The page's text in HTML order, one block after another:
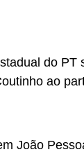
do PT
ao
João